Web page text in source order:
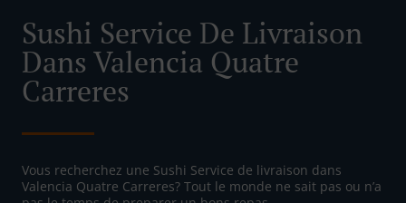
Sushi Service De Livraison
Dans Valencia Quatre
Carreres
Vous recherchez une Sushi Service de livraison dans
Valencia Quatre Carreres? Tout le monde ne sait pas ou n’a